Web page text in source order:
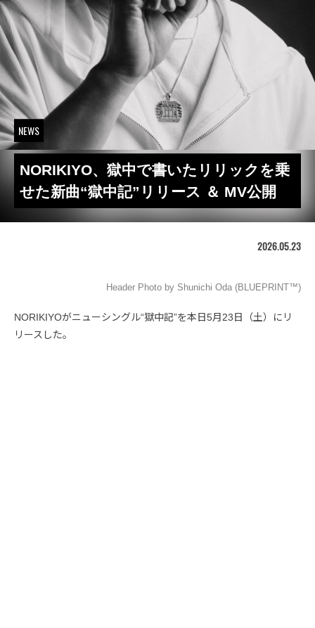
NEWS
NORIKIYO、獄中で書いたリリックを乗
せた新曲“獄中記”リリース ＆ MV公開
2026.05.23
Header Photo by Shunichi Oda (BLUEPRINT™)
NORIKIYOがニューシングル“獄中記”を本日5月23日（土）にリ
リースした。